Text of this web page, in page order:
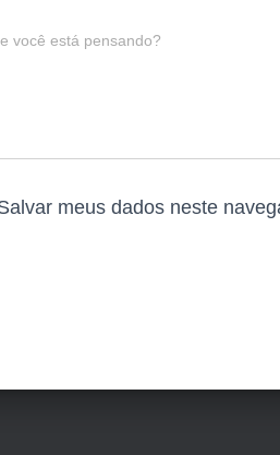
você está pensando?
meus dados neste